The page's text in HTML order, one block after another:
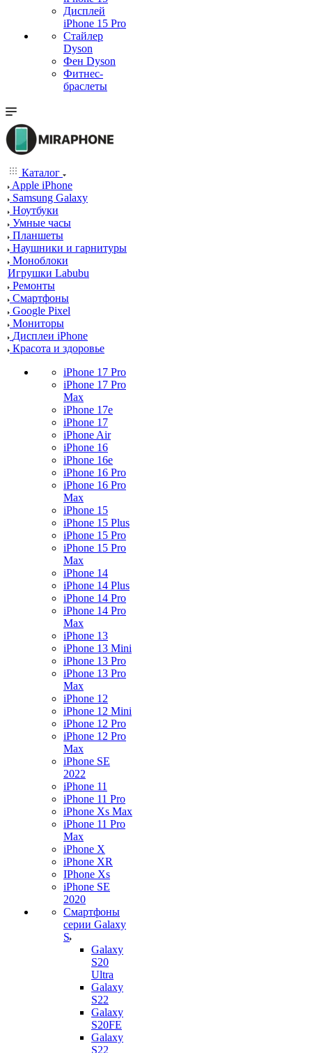
Дисплей
iPhone 15 Pro
Стайлер
Dyson
Фен Dyson
Фитнес-
браслеты
Каталог
Apple iPhone
Samsung Galaxy
Ноутбуки
Умные часы
Планшеты
Наушники и гарнитуры
Моноблоки
Игрушки Labubu
Ремонты
Смартфоны
Google Pixel
Мониторы
Дисплеи iPhone
Красота и здоровье
iPhone 17 Pro
iPhone 17 Pro
Max
iPhone 17e
iPhone 17
iPhone Air
iPhone 16
iPhone 16e
iPhone 16 Pro
iPhone 16 Pro
Max
iPhone 15
iPhone 15 Plus
iPhone 15 Pro
iPhone 15 Pro
Max
iPhone 14
iPhone 14 Plus
iPhone 14 Pro
iPhone 14 Pro
Max
iPhone 13
iPhone 13 Mini
iPhone 13 Pro
iPhone 13 Pro
Max
iPhone 12
iPhone 12 Mini
iPhone 12 Pro
iPhone 12 Pro
Max
iPhone SE
2022
iPhone 11
iPhone 11 Pro
iPhone Xs Max
iPhone 11 Pro
Max
iPhone X
iPhone XR
IPhone Xs
iPhone SE
2020
Смартфоны
серии Galaxy
S
Galaxy
S20
Ultra
Galaxy
S22
Galaxy
S20FE
Galaxy
S22